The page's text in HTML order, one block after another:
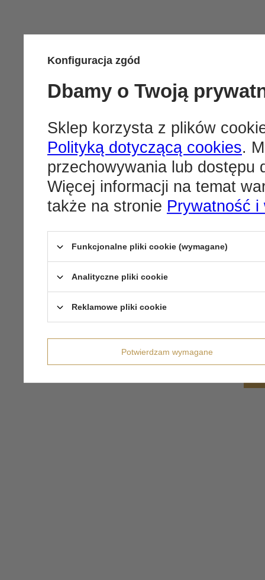
Konfiguracja zgód
Dbamy o Twoją
Sklep korzysta z plików
Polityką dotyczącą cookies.
przechowywania lub dostępu
Więcej informacji na temat
także na stronie Prywatność i
Funkcjonalne pliki cookie (wymagane)
Analityczne pliki cookie
Reklamowe pliki cookie
Potwierdzam wymagane